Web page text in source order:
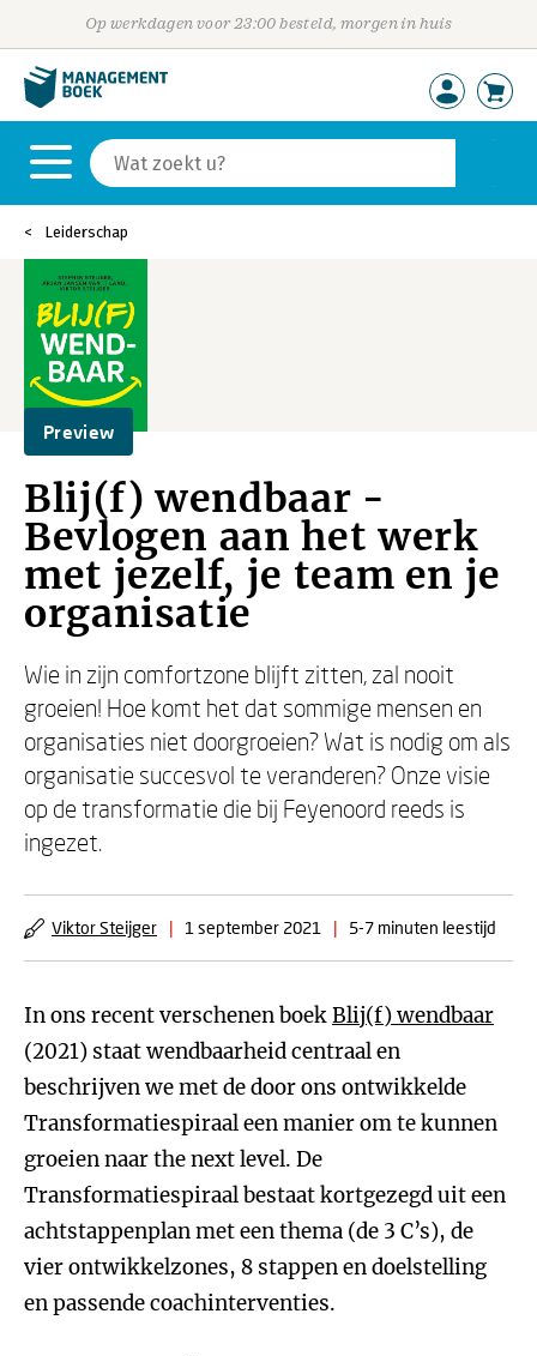
Op werkdagen voor 23:00 besteld, morgen in huis
Leiderschap
Preview
Blij(f) wendbaar -
Bevlogen aan het werk
met jezelf, je team en je
organisatie
Wie in zijn comfortzone blijft zitten, zal nooit
groeien! Hoe komt het dat sommige mensen en
organisaties niet doorgroeien? Wat is nodig om als
organisatie succesvol te veranderen? Onze visie
op de transformatie die bij Feyenoord reeds is
ingezet.
Viktor Steijger | 1 september 2021 | 5-7 minuten leestijd
In ons recent verschenen boekBlij(f) wendbaar
(2021) staat wendbaarheid centraal en
beschrijven we met de door ons ontwikkelde
Transformatiespiraal een manier om te kunnen
groeien naar the next level. De
Transformatiespiraal bestaat kortgezegd uit een
achtstappenplan met een thema (de 3 C’s), de
vier ontwikkelzones, 8 stappen en doelstelling
en passende coachinterventies.